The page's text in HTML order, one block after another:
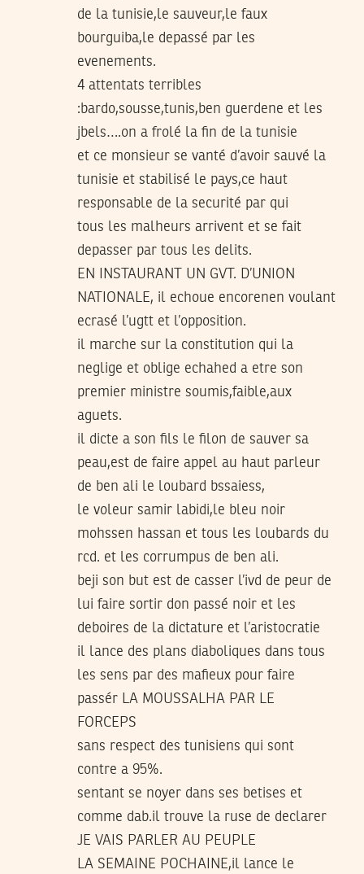
de la tunisie,le sauveur,le faux
bourguiba,le depassé par les
evenements.
4 attentats terribles
:bardo,sousse,tunis,ben guerdene et les
jbels….on a frolé la fin de la tunisie
et ce monsieur se vanté d’avoir sauvé la
tunisie et stabilisé le pays,ce haut
responsable de la securité par qui
tous les malheurs arrivent et se fait
depasser par tous les delits.
EN INSTAURANT UN GVT. D’UNION
NATIONALE, il echoue encorenen voulant
ecrasé l’ugtt et l’opposition.
il marche sur la constitution qui la
neglige et oblige echahed a etre son
premier ministre soumis,faible,aux
aguets.
il dicte a son fils le filon de sauver sa
peau,est de faire appel au haut parleur
de ben ali le loubard bssaiess,
le voleur samir labidi,le bleu noir
mohssen hassan et tous les loubards du
rcd. et les corrumpus de ben ali.
beji son but est de casser l’ivd de peur de
lui faire sortir don passé noir et les
deboires de la dictature et l’aristocratie
il lance des plans diaboliques dans tous
les sens par des mafieux pour faire
passér LA MOUSSALHA PAR LE
FORCEPS
sans respect des tunisiens qui sont
contre a 95%.
sentant se noyer dans ses betises et
comme dab.il trouve la ruse de declarer
JE VAIS PARLER AU PEUPLE
LA SEMAINE POCHAINE,il lance le